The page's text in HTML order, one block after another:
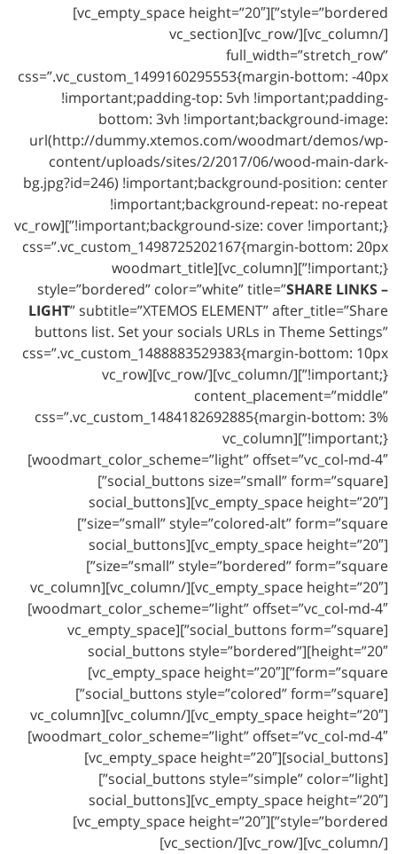
style=”bordered”][vc_empty_space height=”20″]
[/vc_column][/vc_row][vc_section
full_width=”stretch_row”
css=”.vc_custom_1499160295553{margin-bottom: -40px
!important;padding-top: 5vh !important;padding-
bottom: 3vh !important;background-image:
url(http://dummy.xtemos.com/woodmart/demos/wp-
content/uploads/sites/2/2017/06/wood-main-dark-
bg.jpg?id=246) !important;background-position: center
!important;background-repeat: no-repeat
!important;background-size: cover !important;}”][vc_row
css=”.vc_custom_1498725202167{margin-bottom: 20px
!important;}”][vc_column][woodmart_title
style=”bordered” color=”white” title=”SHARE LINKS –
LIGHT” subtitle=”XTEMOS ELEMENT” after_title=”Share
buttons list. Set your socials URLs in Theme Settings”
css=”.vc_custom_1488883529383{margin-bottom: 10px
!important;}”][/vc_column][/vc_row][vc_row
content_placement=”middle”
css=”.vc_custom_1484182692885{margin-bottom: 3%
!important;}”][vc_column
woodmart_color_scheme=”light” offset=”vc_col-md-4″]
[social_buttons size=”small” form=”square”]
[vc_empty_space height=”20″][social_buttons
size=”small” style=”colored-alt” form=”square”]
[vc_empty_space height=”20″][social_buttons
size=”small” style=”bordered” form=”square”]
[vc_empty_space height=”20″][/vc_column][vc_column
woodmart_color_scheme=”light” offset=”vc_col-md-4″]
[social_buttons form=”square”][vc_empty_space
height=”20″][social_buttons style=”bordered”
form=”square”][vc_empty_space height=”20″]
[social_buttons style=”colored” form=”square”]
[vc_empty_space height=”20″][/vc_column][vc_column
woodmart_color_scheme=”light” offset=”vc_col-md-4″]
[social_buttons][vc_empty_space height=”20″]
[social_buttons style=”simple” color=”light”]
[vc_empty_space height=”20″][social_buttons
style=”bordered”][vc_empty_space height=”20″]
[/vc_column][/vc_row][/vc_section]